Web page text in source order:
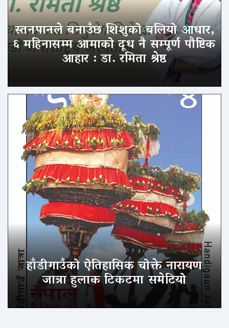
स्तनपानले बनाउँछ शिशुको बलियो आधार,
६ महिनासम्म आमाको दूध नै सम्पूर्ण पौष्टिक
आहार : डा. रमिता श्रेष्ठ
हाँडीगाउँको ऐतिहासिक चोक्ते नारायण
जात्रा हुलाक टिकटमा समेटियो